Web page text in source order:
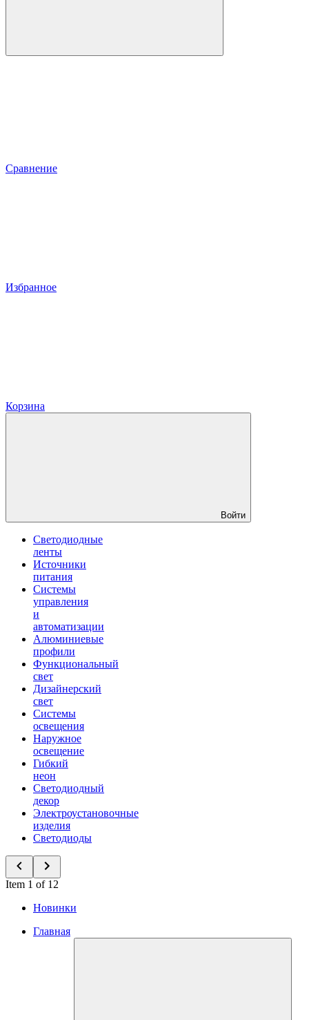
Сравнение
Избранное
Корзина
Войти
Светодиодные
ленты
Источники
питания
Системы
управления
и
автоматизации
Алюминиевые
профили
Функциональный
свет
Дизайнерский
свет
Системы
освещения
Наружное
освещение
Гибкий
неон
Светодиодный
декор
Электроустановочные
изделия
Светодиоды
Item 1 of 12
Новинки
Главная